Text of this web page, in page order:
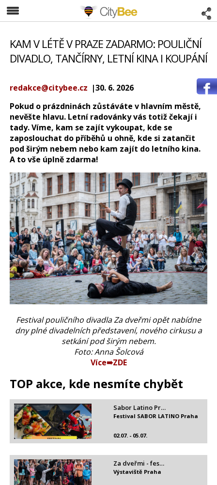
CityBee
KAM V LÉTĚ V PRAZE ZADARMO: POULIČNÍ
DIVADLO, TANČÍRNY, LETNÍ KINA I KOUPÁNÍ
redakce@citybee.cz |30. 6. 2026
Pokud o prázdninách zůstáváte v hlavním městě,
nevěšte hlavu. Letní radovánky vás totiž čekají i
tady. Víme, kam se zajít vykoupat, kde se
zaposlouchat do příběhů u ohně, kde si zatančit
pod širým nebem nebo kam zajít do letního kina.
A to vše úplně zdarma!
Festival pouličního divadla Za dveřmi opět nabídne
dny plné divadelních představení, nového cirkusu a
setkání pod širým nebem.
Foto: Anna Šolcová
Více➠ZDE
TOP akce, kde nesmíte chybět
Sabor Latino Pr…
02.07. - 05.07.
Festival SABOR LATINO Praha
Za dveřmi - fes…
Výstaviště Praha